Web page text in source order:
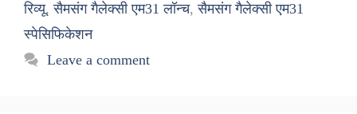
रिव्यू,सैमसंग गैलेक्सी एम31 लॉन्च,सैमसंग गैलेक्सी एम31
स्पेसिफिकेशन
Leave a comment